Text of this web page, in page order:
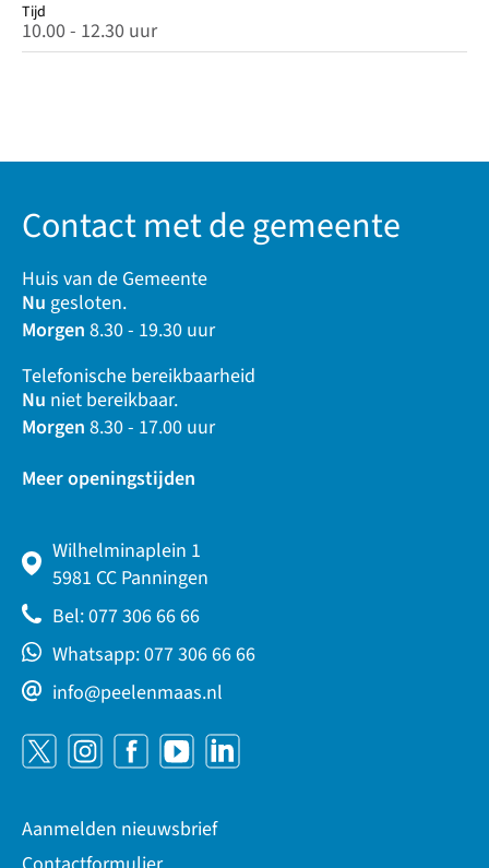
Tijd
10.00 - 12.30 uur
Contact met de gemeente
Huis van de Gemeente
Nu gesloten.
Morgen 8.30 - 19.30 uur
Telefonische bereikbaarheid
Nu niet bereikbaar.
Morgen 8.30 - 17.00 uur
Meer openingstijden
Wilhelminaplein 1
5981 CC Panningen
Bel: 077 306 66 66
Whatsapp: 077 306 66 66
info@peelenmaas.nl
Aanmelden nieuwsbrief